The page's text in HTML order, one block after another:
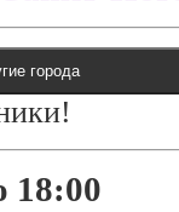
города
18:00